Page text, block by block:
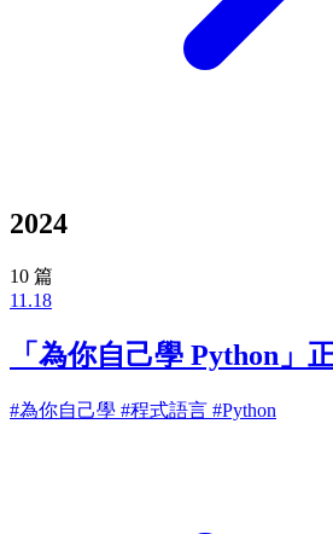
2024
10 篇
11.18
「為你自己學 Python」
#為你自己學 #程式語言 #Python